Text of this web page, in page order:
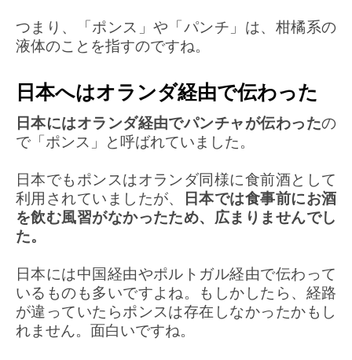
つまり、「ポンス」や「パンチ」は、柑橘系の
液体のことを指すのですね。
日本へはオランダ経由で伝わった
日本にはオランダ経由でパンチャが伝わったの
で「ポンス」と呼ばれていました。
日本でもポンスはオランダ同様に食前酒として
利用されていましたが、
日本では食事前にお酒
を飲む風習がなかったため、広まりませんでし
た。
日本には中国経由やポルトガル経由で伝わって
いるものも多いですよね。もしかしたら、経路
が違っていたらポンスは存在しなかったかもし
れません。面白いですね。